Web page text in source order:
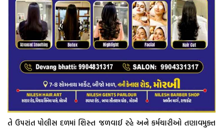
તે ઉપરાંત પોલીસ દળમાં શિસ્ત જળવાઈ રહે અને કર્મચારીઓ તણાવમુક્ત